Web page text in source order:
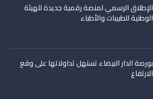
الإطلاق الرسمي لمنصة رقمية جديدة للهيئة
الوطنية للطبيبات والأطباء
بورصة الدار البيضاء تستهل تداولاتها على وقع
الارتفاع